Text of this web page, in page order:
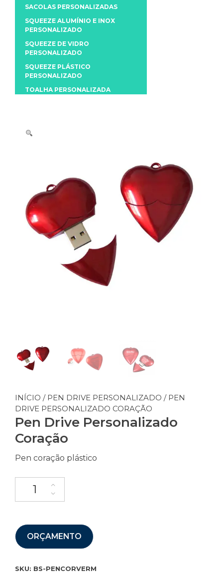
INÍCIO / PEN DRIVE PERSONALIZADO / PEN
DRIVE PERSONALIZADO CORAÇÃO
Pen Drive Personalizado
Coração
Pen coração plástico
ORÇAMENTO
SKU: BS-PENCORVERM
SACOLAS PERSONALIZADAS
SQUEEZE ALUMÍNIO E INOX
PERSONALIZADO
SQUEEZE DE VIDRO
PERSONALIZADO
SQUEEZE PLÁSTICO
PERSONALIZADO
TOALHA PERSONALIZADA